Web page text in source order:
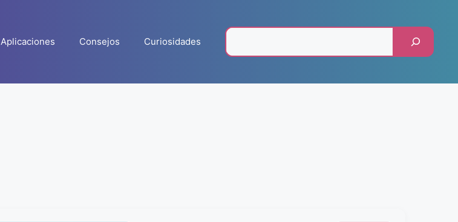
Aplicaciones Consejos Curiosidades